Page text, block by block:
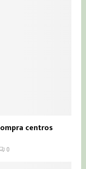
centros
0